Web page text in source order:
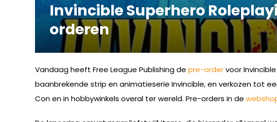
Invincible Superhero
orderen
Vandaag heeft Free League Publishing de pre-ordervoor
baanbrekende strip en animatieserie Invincible, en verkozen tot
Con en in hobbywinkels overal ter wereld. Pre-orders in de